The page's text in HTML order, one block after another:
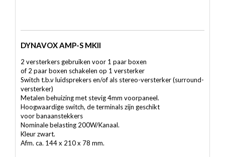
DYNAVOX AMP-S MKII
2 versterkers gebruiken voor 1 paar boxen
of 2 paar boxen schakelen op 1 versterker
Switch t.b.v luidsprekers en/of als stereo-versterker (surround-
versterker)
Metalen behuizing met stevig 4mm voorpaneel.
Hoogwaardige switch, de terminals zijn geschikt
voor banaanstekkers
Nominale belasting 200W/Kanaal.
Kleur zwart.
Afm. ca. 144 x 210 x 78 mm.